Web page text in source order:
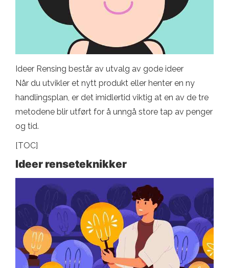
Ideer Rensing består av utvalg av gode ideer
Når du utvikler et nytt produkt eller henter en ny
handlingsplan, er det imidlertid viktig at en av de tre
metodene blir utført for å unngå store tap av penger
og tid.
[TOC]
Ideer renseteknikker